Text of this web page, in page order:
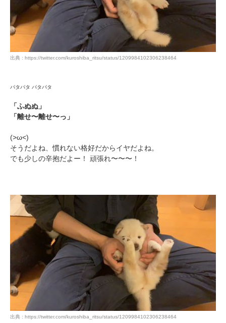
出典 : https://twitter.com/kuroshiba_ritsu/status/1209984102306238464
パタパタ パタパタ
「ふぬぬ」
「離せ〜離せ〜っ」
(>ω<)
そうだよね、慣れない格好だからイヤだよね。
でも少しの辛抱だよー！ 頑張れ〜〜〜！
出典 : https://twitter.com/kuroshiba_ritsu/status/1209984102306238464
閉じる
PECOアプリをダウンロード済みの方
アプリで開く